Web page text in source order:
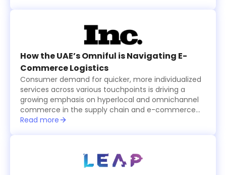
create value for users, in addition to their willingness
to use Machine Learning technology to solve
business challenges and successfully scale in the
long run.
How the UAE’s Omniful is Navigating E-
Commerce Logistics
Consumer demand for quicker, more individualized
services across various touchpoints is driving a
growing emphasis on hyperlocal and omnichannel
commerce in the supply chain and e-commerce
logistics sector, which is becoming increasingly
Read more